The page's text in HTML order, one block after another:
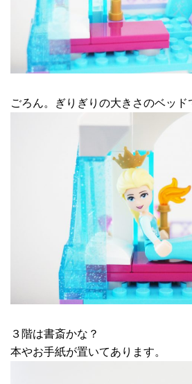
ごろん。ぎりぎりの大きさのベッド
３階は書斎かな？
本やお手紙が置いてあります。